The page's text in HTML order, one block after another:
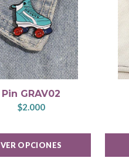
Pin GRAV02
$2.000
VER OPCIONES